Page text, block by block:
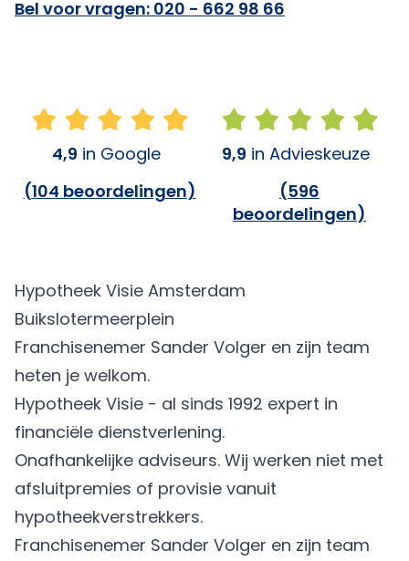
Bel voor vragen: 020 - 662 98 66
4,9 in Google
(104 beoordelingen)
9,9 in Advieskeuze
(596
beoordelingen)
Hypotheek Visie Amsterdam
Buikslotermeerplein
Franchisenemer Sander Volger en zijn team
heten je welkom.
Hypotheek Visie - al sinds 1992 expert in
financiële dienstverlening.
Onafhankelijke adviseurs. Wij werken niet met
afsluitpremies of provisie vanuit
hypotheekverstrekkers.
Franchisenemer Sander Volger en zijn team